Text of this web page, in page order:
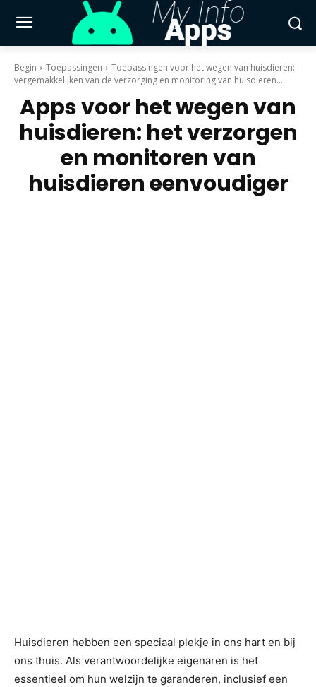
Begin Toepassingen
Toepassingen voor het wegen van huisdieren:
vergemakkelijken van de verzorging en monitoring van huisdieren...
Apps voor het wegen van
huisdieren: het verzorgen
en monitoren van
huisdieren eenvoudiger
Huisdieren hebben een speciaal plekje in ons hart en bij
ons thuis. Als verantwoordelijke eigenaren is het
essentieel om hun welzijn te garanderen, inclusief een